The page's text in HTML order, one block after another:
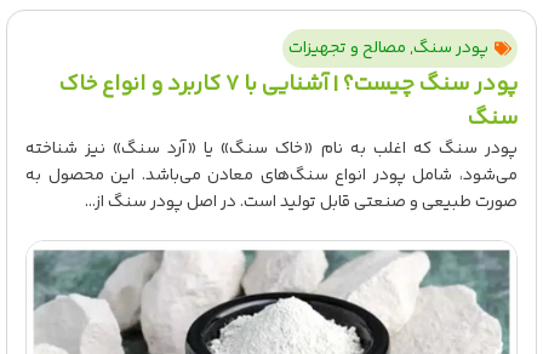
پودر سنگ,مصالح و تجهیزات
پودر سنگ چیست؟ | آشنایی با ۷ کاربرد و انواع خاک
سنگ
پودر سنگ که اغلب به نام «خاک سنگ» یا «آرد سنگ» نیز شناخته
می‌شود، شامل پودر انواع سنگ‌های معادن می‌باشد. این محصول به
صورت طبیعی و صنعتی قابل تولید است. در اصل پودر سنگ از...